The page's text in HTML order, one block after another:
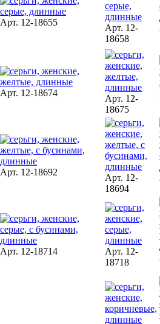
Арт. 12-18655
Арт. 12-
18658
Арт. 12-18674
Арт. 12-
18675
Арт. 12-18692
Арт. 12-
18694
Арт. 12-18714
Арт. 12-
18718